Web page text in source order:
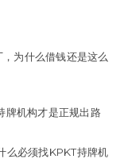
为什么借钱还是这么
机构才是正规出路
么必须找KPKT持牌机